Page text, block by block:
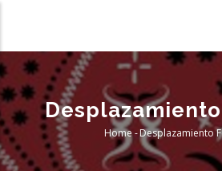
main
content
Home-Desplazamiento